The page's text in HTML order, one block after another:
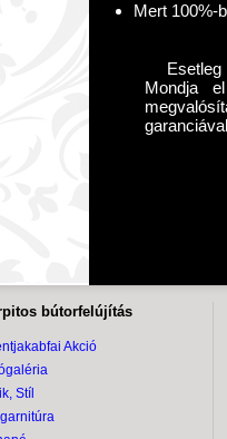
Mert 100%-
Mondja
bútorfelújítás
Akció
Stíl